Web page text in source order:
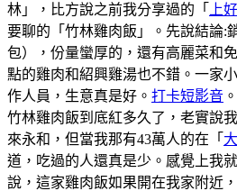
林」，比方說之前我分享過的「
上
要聊的「竹林雞肉飯」。先說結論:
包），份量蠻厚的，還有高麗菜和
點的雞肉和紹興雞湯也不錯。一家
作人員，生意真是好。 打卡短影音 。
竹林雞肉飯到底紅多久了，老實說
來永和，但當我那有43萬人的在「
道，吃過的人還真是少。感覺上我
說，這家雞肉飯如果開在我家附近